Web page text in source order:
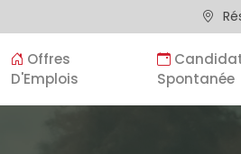
Offres
D'Emplois
Spontanée